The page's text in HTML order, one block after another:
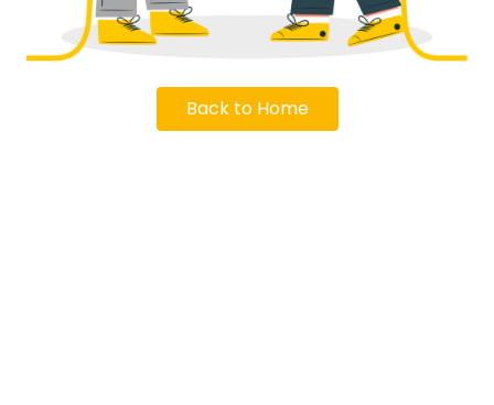
Back to Home